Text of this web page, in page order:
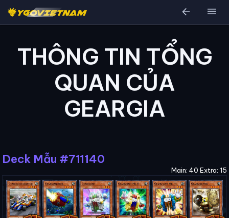
arrow_back menu
THÔNG TIN TỔNG
QUAN CỦA
GEARGIA
Deck Mẫu #711140
Main: 40 Extra: 15